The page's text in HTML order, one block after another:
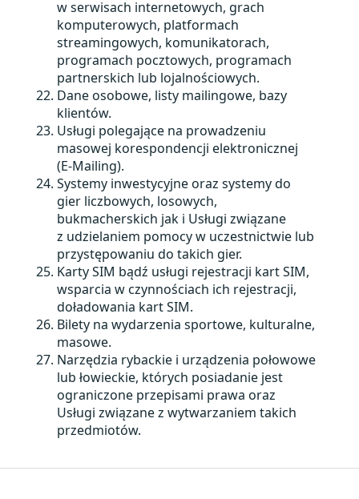
w serwisach internetowych, grach
komputerowych, platformach
streamingowych, komunikatorach,
programach pocztowych, programach
partnerskich lub lojalnościowych.
Dane osobowe, listy mailingowe, bazy
klientów.
Usługi polegające na prowadzeniu
masowej korespondencji elektronicznej
(E-Mailing).
Systemy inwestycyjne oraz systemy do
gier liczbowych, losowych,
bukmacherskich jak i Usługi związane
z udzielaniem pomocy w uczestnictwie lub
przystępowaniu do takich gier.
Karty SIM bądź usługi rejestracji kart SIM,
wsparcia w czynnościach ich rejestracji,
doładowania kart SIM.
Bilety na wydarzenia sportowe, kulturalne,
masowe.
Narzędzia rybackie i urządzenia połowowe
lub łowieckie, których posiadanie jest
ograniczone przepisami prawa oraz
Usługi związane z wytwarzaniem takich
przedmiotów.